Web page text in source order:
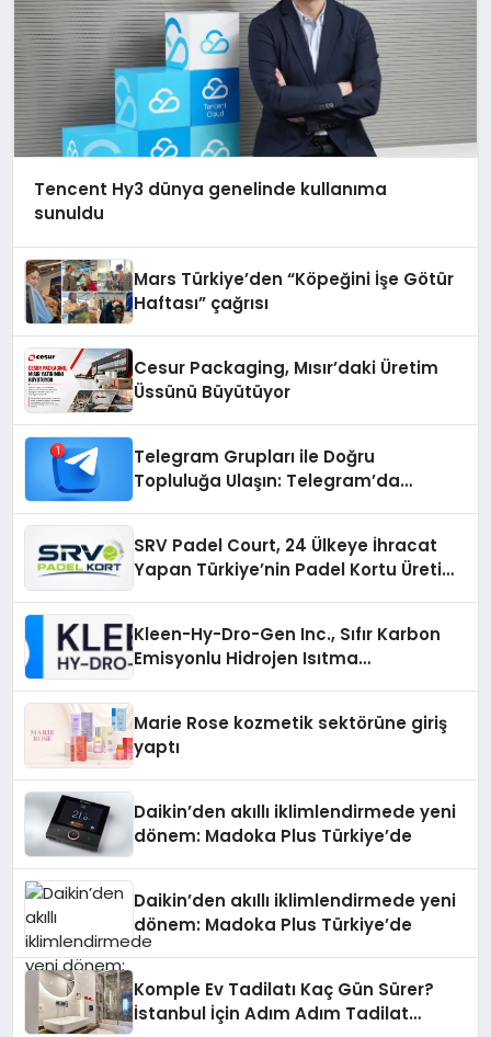
Tencent Hy3 dünya genelinde kullanıma
sunuldu
Mars Türkiye’den “Köpeğini İşe Götür
Haftası” çağrısı
Cesur Packaging, Mısır’daki Üretim
Üssünü Büyütüyor
Telegram Grupları ile Doğru
Topluluğa Ulaşın: Telegram’da
SRV Padel Court, 24 Ülkeye İhracat
Yapan Türkiye’nin Padel Kortu Üretim
Kleen-Hy-Dro-Gen Inc., Sıfır Karbon
Emisyonlu Hidrojen Isıtma
Marie Rose kozmetik sektörüne giriş
yaptı
Daikin’den akıllı iklimlendirmede yeni
dönem: Madoka Plus Türkiye’de
Daikin’den akıllı iklimlendirmede yeni
dönem: Madoka Plus Türkiye’de
Komple Ev Tadilatı Kaç Gün Sürer?
İstanbul İçin Adım Adım Tadilat